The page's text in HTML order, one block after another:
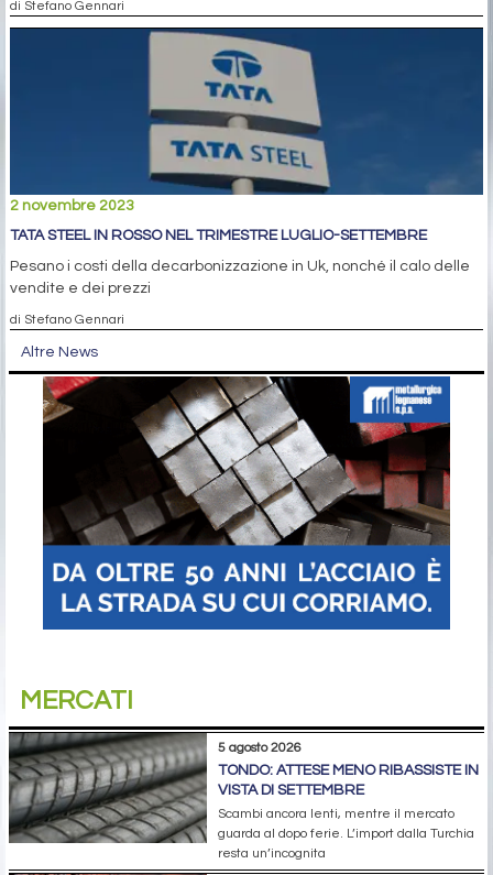
di Stefano Gennari
2 novembre 2023
TATA STEEL IN ROSSO NEL TRIMESTRE LUGLIO-SETTEMBRE
Pesano i costi della decarbonizzazione in Uk, nonché il calo delle
vendite e dei prezzi
di Stefano Gennari
Altre News
MERCATI
5 agosto 2026
TONDO: ATTESE MENO RIBASSISTE IN
VISTA DI SETTEMBRE
Scambi ancora lenti, mentre il mercato
guarda al dopo ferie. L’import dalla Turchia
resta un’incognita